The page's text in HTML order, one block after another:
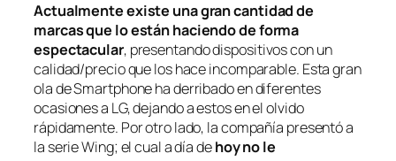
Actualmente existe una gran cantidad de
marcas que lo están haciendo de forma
espectacular, presentando dispositivos con un
calidad/precio que los hace incomparable. Esta gran
ola de Smartphone ha derribado en diferentes
ocasiones a LG, dejando a estos en el olvido
rápidamente. Por otro lado, la compañía presentó a
la serie Wing; el cual a día dehoy no le